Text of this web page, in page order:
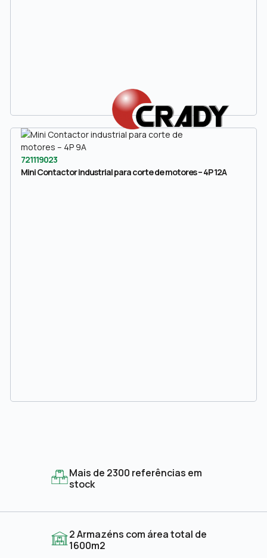
721119023
Mini Contactor industrial para corte de motores – 4P 12A
Mais de 2300 referências em
stock
2 Armazéns com área total de
1600m2